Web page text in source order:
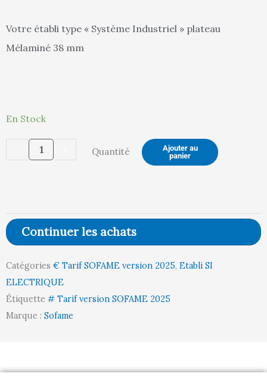
Votre établi type « Système Industriel » plateau
Mélaminé 38 mm
En Stock
quantité
Plateau
Mélaminé
l1500
p750
Départ
Quantité
Ajouter au
panier
Continuer les achats
Catégories € Tarif SOFAME version 2025, Etabli SI
ELECTRIQUE
Étiquette # Tarif version SOFAME 2025
Marque : Sofame